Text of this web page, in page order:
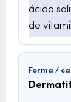
ácido
de